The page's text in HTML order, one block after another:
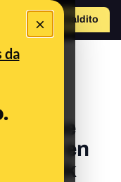
×
da
Hazte Maldito
que
en
TikTok